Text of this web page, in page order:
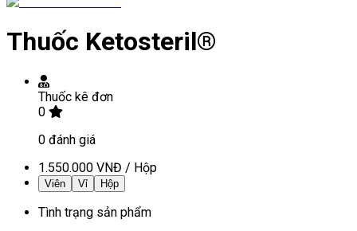
Thuốc Ketosteril®
Thuốc kê đơn
0
0 đánh giá
1.550.000 VNĐ / Hộp
Viên Vỉ Hộp
Tình trạng sản phẩm